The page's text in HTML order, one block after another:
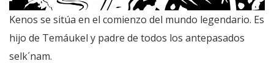
Kenos se sitúa en el comienzo del mundo legendario. Es
hijo de Temáukel y padre de todos los antepasados
selk´nam.